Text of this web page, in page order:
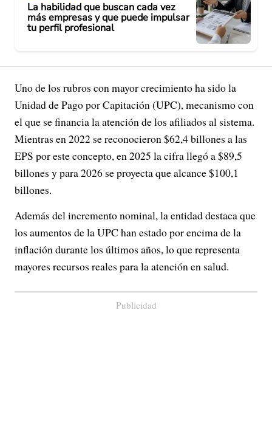
La habilidad que buscan cada vez
más empresas y que puede impulsar
tu perfil profesional
Uno de los rubros con mayor crecimiento ha sido la
Unidad de Pago por Capitación (UPC), mecanismo con
el que se financia la atención de los afiliados al sistema.
Mientras en 2022 se reconocieron $62,4 billones a las
EPS por este concepto, en 2025 la cifra llegó a $89,5
billones y para 2026 se proyecta que alcance $100,1
billones.
Además del incremento nominal, la entidad destaca que
los aumentos de la UPC han estado por encima de la
inflación durante los últimos años, lo que representa
mayores recursos reales para la atención en salud.
Publicidad